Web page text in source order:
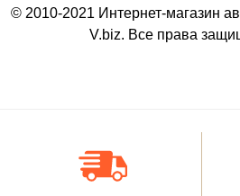
© 2010-2021 Интернет-магазин
V.biz. Все права